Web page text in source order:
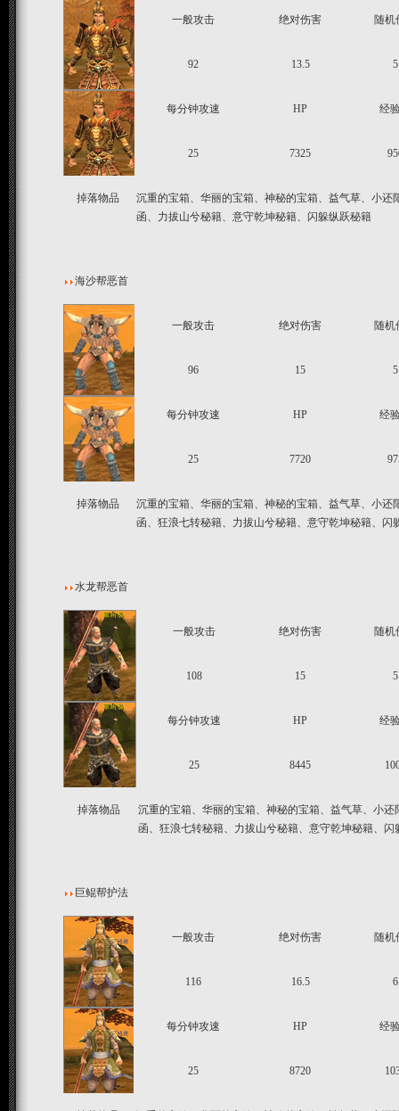
一般攻击 绝对伤害 随机
92 13.5 5
每分钟攻速 HP 经
25 7325
掉落物品
沉重的宝箱、华丽的宝箱、神秘的宝箱、益气草、小
函、力拔山兮秘籍、意守乾坤秘籍、闪躲纵跃秘籍
海沙帮恶首
一般攻击 绝对伤害 随机
96 15 5
每分钟攻速 HP 经
25 7720
掉落物品
沉重的宝箱、华丽的宝箱、神秘的宝箱、益气草、小
函、狂浪七转秘籍、力拔山兮秘籍、意守乾坤秘籍、闪
水龙帮恶首
一般攻击 绝对伤害 随机
108 15 5
每分钟攻速 HP 经
25 8445
掉落物品
沉重的宝箱、华丽的宝箱、神秘的宝箱、益气草、小
函、狂浪七转秘籍、力拔山兮秘籍、意守乾坤秘籍、闪
巨鲲帮护法
一般攻击 绝对伤害 随机
116 16.5 6
每分钟攻速 HP 经
25 8720